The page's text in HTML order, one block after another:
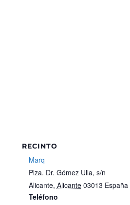
RECINTO
Marq
Plza. Dr. Gómez Ulla, s/n
Alicante, Alicante 03013 España
Teléfono